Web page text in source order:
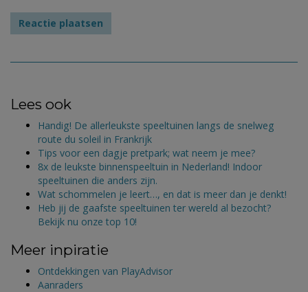
Lees ook
Handig! De allerleukste speeltuinen langs de snelweg
route du soleil in Frankrijk
Tips voor een dagje pretpark; wat neem je mee?
8x de leukste binnenspeeltuin in Nederland! Indoor
speeltuinen die anders zijn.
Wat schommelen je leert…, en dat is meer dan je denkt!
Heb jij de gaafste speeltuinen ter wereld al bezocht?
Bekijk nu onze top 10!
Meer inpiratie
Ontdekkingen van PlayAdvisor
Aanraders